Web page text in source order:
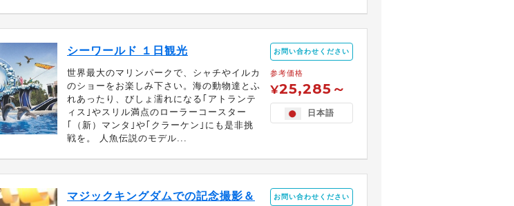
シーワールド １日観光
世界最大のマリンパークで、シャチやイルカ
のショーをお楽しみ下さい。海の動物達とふ
れあったり、びしょ濡れになる｢アトランテ
ィス｣やスリル満点のローラーコースター
｢（新）マンタ｣や｢クラーケン｣にも是非挑
戦を。 人魚伝説のモデル...
お問い合わせください
参考価格
¥25,285～
日本語
マジックキングダムでの記念撮影＆
お問い合わせください